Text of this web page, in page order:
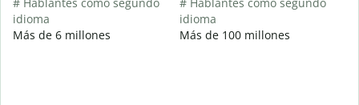
idioma
Más de 6 millones
idioma
Más de 100 millones